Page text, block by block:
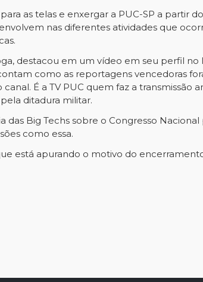
as telas e enxergar a PUC-SP a partir
nas diferentes atividades que
destacou em um vídeo em seu perfil
como as reportagens vencedoras
É a TV PUC quem faz a
ditadura militar.
Big Techs sobre o Congresso
como essa.
está apurando o motivo do